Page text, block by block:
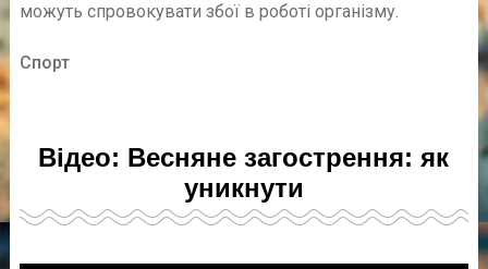
можуть спровокувати збої в роботі організму.
Спорт
Відео: Весняне загострення: як
уникнути